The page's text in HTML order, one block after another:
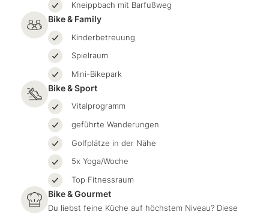
Kneippbach mit Barfußweg
Bike & Family
Kinderbetreuung
Spielraum
Mini-Bikepark
Bike & Sport
Vitalprogramm
geführte Wanderungen
Golfplätze in der Nähe
5x Yoga/Woche
Top Fitnessraum
Bike & Gourmet
Du liebst feine Küche auf höchstem Niveau? Diese